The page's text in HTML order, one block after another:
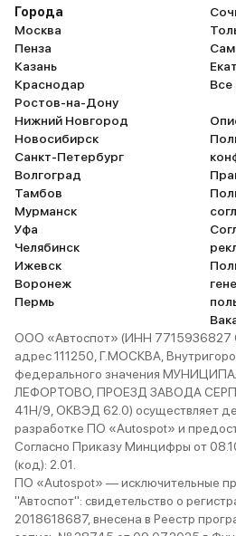
Города
Москва
Пенза
Казань
Краснодар
Ростов-на-Дону
Нижний Новгород
Новосибирск
Санкт-Петербург
Волгоград
Тамбов
Мурманск
Уфа
Челябинск
Ижевск
Воронеж
Пермь
Все
ООО «Автоспот» (ИНН 7715936827
адрес 111250, Г.МОСКВА,
федерального значения
ЛЕФОРТОВО, ПРОЕЗД ЗАВОДА
41Н/9, ОКВЭД 62.0) осуществляет
разработке ПО «Autospot» и
Согласно Приказу Минцифры от
(код): 2.01.
ПО «Autospot» — исключительные
"Автоспот": свидетельство о
2018618687, внесена в Реестр